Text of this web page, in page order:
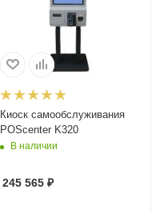
Киоск самообслуживания
POScenter K320
В наличии
245 565₽